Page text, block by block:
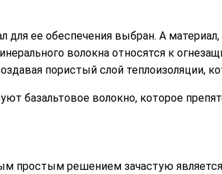
для ее обеспечения выбран. А
волокна относятся к
пористый слой теплоизоляции,
базальтовое волокно, которое
простым решением зачастую